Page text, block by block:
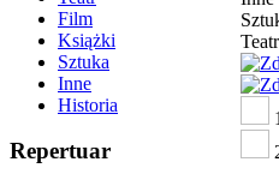
Film
Książki
Sztuka
Inne
Historia
Repertuar
Teatr